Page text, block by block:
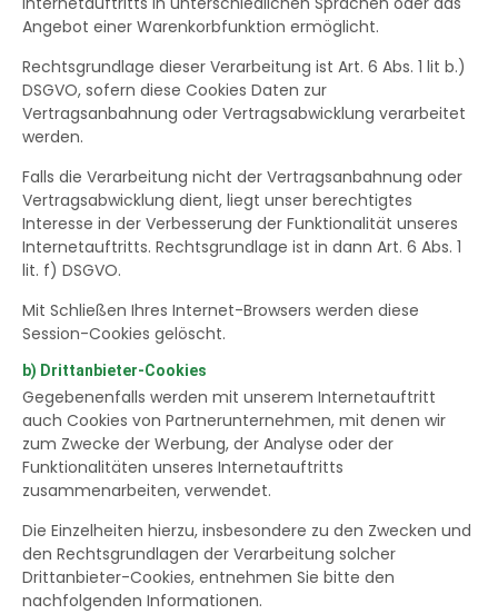
Angebot einer Warenkorbfunktion ermöglicht.
Rechtsgrundlage dieser Verarbeitung ist Art. 6 Abs. 1 lit b.)
DSGVO, sofern diese Cookies Daten zur
Vertragsanbahnung oder Vertragsabwicklung verarbeitet
werden.
Falls die Verarbeitung nicht der Vertragsanbahnung oder
Vertragsabwicklung dient, liegt unser berechtigtes
Interesse in der Verbesserung der Funktionalität unseres
Internetauftritts. Rechtsgrundlage ist in dann Art. 6 Abs. 1
lit. f) DSGVO.
Mit Schließen Ihres Internet-Browsers werden diese
Session-Cookies gelöscht.
b) Drittanbieter-Cookies
Gegebenenfalls werden mit unserem Internetauftritt
auch Cookies von Partnerunternehmen, mit denen wir
zum Zwecke der Werbung, der Analyse oder der
Funktionalitäten unseres Internetauftritts
zusammenarbeiten, verwendet.
Die Einzelheiten hierzu, insbesondere zu den Zwecken und
den Rechtsgrundlagen der Verarbeitung solcher
Drittanbieter-Cookies, entnehmen Sie bitte den
nachfolgenden Informationen.